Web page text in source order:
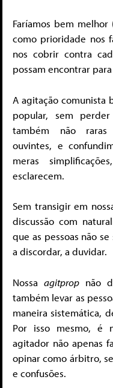
Faríamos bem
como prioridade nos
nos cobrir contra
possam encontrar
A agitação comunista
popular, sem
também não raras
ouvintes, e
meras
esclarecem.
Sem transigir em
discussão com
que as pessoas não
a discordar, a duvidar.
Nossa agitprop não
também levar as
maneira sistemática,
Por isso mesmo, é
agitador não apenas
opinar como árbitro,
e confusões.